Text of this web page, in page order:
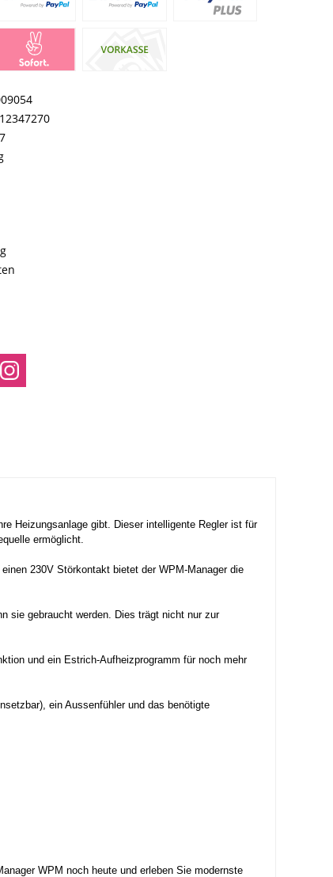
Heizungsanlage gibt. Dieser intelligente Regler ist für
ermöglicht.
230V Störkontakt bietet der WPM-Manager die
sie gebraucht werden. Dies trägt nicht nur zur
und ein Estrich-Aufheizprogramm für noch mehr
ein Aussenfühler und das benötigte
WPM noch heute und erleben Sie modernste